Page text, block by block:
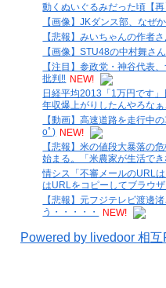
動くぬいぐるみだった頃【再
【画像】JKダンス部、なぜ
【悲報】みいちゃんの作者
【画像】STU48の中村舞さ
【注目】参政党・神谷代表
批判‼ NEW!
日経平均2013「1万円です
年収爆上がりしたんやろな
【動画】高速道路を走行中
oﾟ) NEW!
【悲報】米の値段大暴落の
始まる。「米農家が生活でき
情シス「不審メールのURL
はURLをコピーしてブラウ
【悲報】元フジテレビ渡邊
う・・・・・
NEW!
Powered by livedoor 相互